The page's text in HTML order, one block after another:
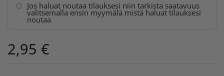
Jos haluat noutaa tilauksesi niin tarkista saatavuus
valitsemalla ensin myymälä mistä haluat tilauksesi
noutaa
2,95 €